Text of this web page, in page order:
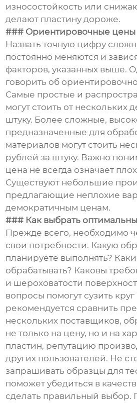
износостойкость или
делают пластину дороже.
### Ориентировочные цены
Назвать точную цифру
постоянно меняются и
факторов, указанных выше.
говорить об
Самые простые и
могут стоить от нескольких
штуку. Более сложные,
предназначенные для
материалов могут стоить
рублей за штуку. Важно
цена не всегда означает
Существуют небольшие
предлагающие неплохие
демократичным ценам.
### Как выбрать
Прежде всего, необходимо
свои потребности. Какую
планируете выполнять?
обрабатывать? Каковы
и шероховатости
вопросы помогут сузить
рекомендуется сравнить
нескольких поставщиков,
не только на цену, но и на
пластин, репутацию
других пользователей. Не
запрашивать образцы для
поможет убедиться в
сделать правильный выбор.